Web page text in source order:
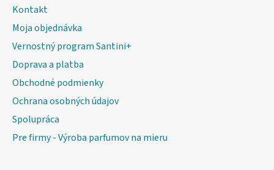
Kontakt
Moja objednávka
Vernostný program Santini+
Doprava a platba
Obchodné podmienky
Ochrana osobných údajov
Spolupráca
Pre firmy - Výroba parfumov na mieru